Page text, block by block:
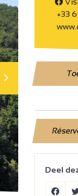
+33
Deel